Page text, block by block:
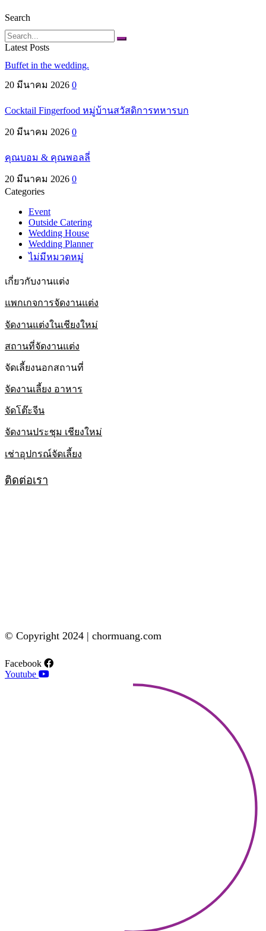
Search
Search
Latest Posts
Buffet in the wedding.
20 มีนาคม 2026 0
Cocktail Fingerfood หมู่บ้านสวัสดิการทหารบก
20 มีนาคม 2026 0
คุณบอม & คุณพอลลี่
20 มีนาคม 2026 0
Categories
Event
Outside Catering
Wedding House
Wedding Planner
ไม่มีหมวดหมู่
เกี่ยวกับงานแต่ง
แพกเกจการจัดงานแต่ง
จัดงานแต่งในเชียงใหม่
สถานที่จัดงานแต่ง
จัดเลี้ยงนอกสถานที่
จัดงานเลี้ยง อาหาร
จัดโต๊ะจีน
จัดงานประชุม เชียงใหม่
เช่าอุปกรณ์จัดเลี้ยง
ติดต่อเรา
© Copyright 2024 | chormuang.com
Facebook
Youtube